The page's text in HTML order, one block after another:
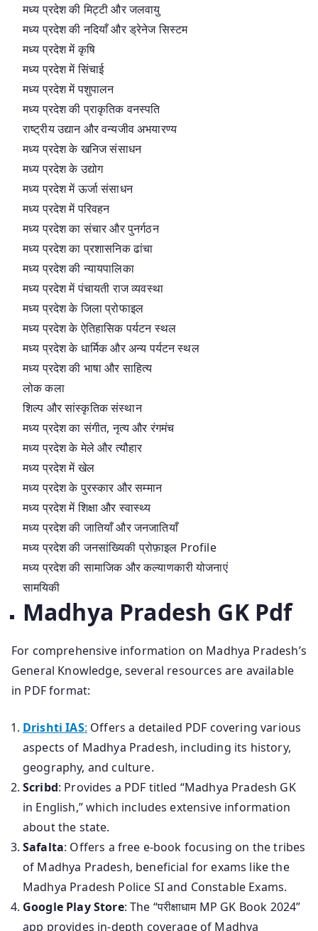
मध्य प्रदेश की मिट्टी और जलवायु
मध्य प्रदेश की नदियाँ और ड्रेनेज सिस्टम
मध्य प्रदेश में कृषि
मध्य प्रदेश में सिंचाई
मध्य प्रदेश में पशुपालन
मध्य प्रदेश की प्राकृतिक वनस्पति
राष्ट्रीय उद्यान और वन्यजीव अभयारण्य
मध्य प्रदेश के खनिज संसाधन
मध्य प्रदेश के उद्योग
मध्य प्रदेश में ऊर्जा संसाधन
मध्य प्रदेश में परिवहन
मध्य प्रदेश का संचार और पुनर्गठन
मध्य प्रदेश का प्रशासनिक ढांचा
मध्य प्रदेश की न्यायपालिका
मध्य प्रदेश में पंचायती राज व्यवस्था
मध्य प्रदेश के जिला प्रोफाइल
मध्य प्रदेश के ऐतिहासिक पर्यटन स्थल
मध्य प्रदेश के धार्मिक और अन्य पर्यटन स्थल
मध्य प्रदेश की भाषा और साहित्य
लोक कला
शिल्प और सांस्कृतिक संस्थान
मध्य प्रदेश का संगीत, नृत्य और रंगमंच
मध्य प्रदेश के मेले और त्यौहार
मध्य प्रदेश में खेल
मध्य प्रदेश के पुरस्कार और सम्मान
मध्य प्रदेश में शिक्षा और स्वास्थ्य
मध्य प्रदेश की जातियाँ और जनजातियाँ
मध्य प्रदेश की जनसांख्यिकी प्रोफ़ाइल Profile
मध्य प्रदेश की सामाजिक और कल्याणकारी योजनाएं
सामयिकी
Madhya Pradesh GK Pdf
For comprehensive information on Madhya Pradesh’s
General Knowledge, several resources are available
in PDF format:
Drishti IAS: Offers a detailed PDF covering various
aspects of Madhya Pradesh, including its history,
geography, and culture.
Scribd: Provides a PDF titled “Madhya Pradesh GK
in English,” which includes extensive information
about the state.
Safalta: Offers a free e-book focusing on the tribes
of Madhya Pradesh, beneficial for exams like the
Madhya Pradesh Police SI and Constable Exams.
Google Play Store: The “परीक्षाधाम MP GK Book 2024”
app provides in-depth coverage of Madhya